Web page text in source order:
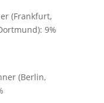
(Frankfurt,
9%
(Berlin,